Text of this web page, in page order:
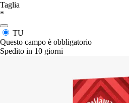
Taglia
*
TU
Questo campo è obbligatorio
Spedito in 10 giorni